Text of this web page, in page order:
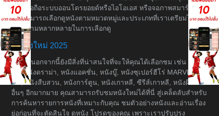
เช่น มือถือระบบออนโดรยอยด์หรือไอโอเอส หรือจอภาพสมาร์ททีวี
คุณสามารถเลือกดูหนังตามหมวดหมู่และประเภทที่เราเตรียมไว้ให้
เพื่อความหลากหลายในการเลือกดู
หนังใหม่ 2025
นอกจากนี้ยังมีสิ่งที่น่าสนใจที่จะให้คุณได้เลือกชม เช่น หนัง
ต่อ, หนังดราม่า, หนังแอคชั่น, หนังบู๊, หนังซุเปอร์ฮีโร่ MARVEL &
DC, หนังสืบสวน, หนังการ์ตูน, หนังเกาหลี, ซีรีส์เกาหลี, หนังผี และ
อื่นๆ อีกมากมาย คุณสามารถรับชมหนังใหม่ได้ที่นี่ สู่เคล็ดลับสำหรับ
การค้นหารายการหนังที่เหมาะกับคุณ ชมตัวอย่างหนังและอ่านเรื่อง
ย่อก่อนที่จะตัดสินใจ ดูหนัง โปรดของคุณ เพราะเราปรับปรุง